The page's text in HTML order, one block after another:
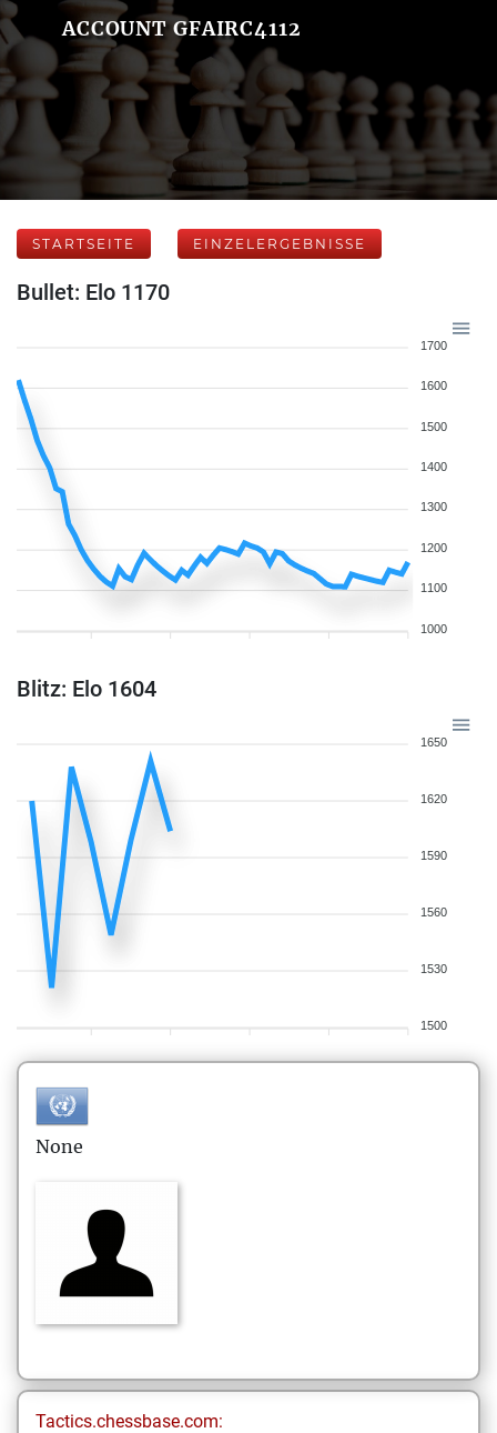
ACCOUNT GFAIRC4112
STARTSEITE EINZELERGEBNISSE
Bullet: Elo 1170
1700
1600
1500
1400
1300
1200
1100
1000
Blitz: Elo 1604
1650
1620
1590
1560
1530
1500
None
Tactics.chessbase.com: